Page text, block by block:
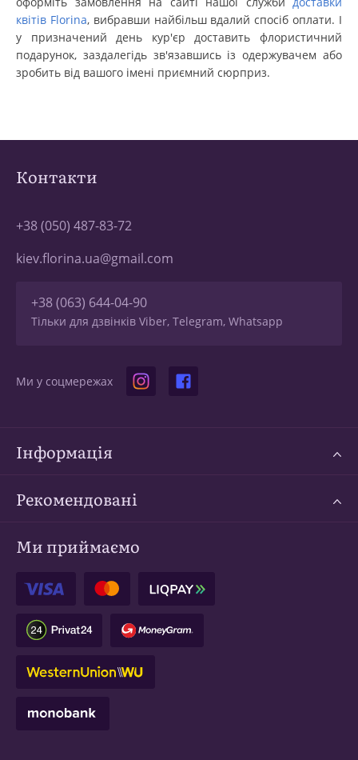
квітів Florina, вибравши найбільш вдалий спосіб оплати. І
у призначений день кур'єр доставить флористичний
подарунок, заздалегідь зв'язавшись із одержувачем або
зробить від вашого імені приємний сюрприз.
Контакти
+38 (050) 487-83-72
kiev.florina.ua@gmail.com
+38 (063) 644-04-90
Тільки для дзвінків Viber, Telegram, Whatsapp
Ми у соцмережах
Інформація
Рекомендовані
Ми приймаємо